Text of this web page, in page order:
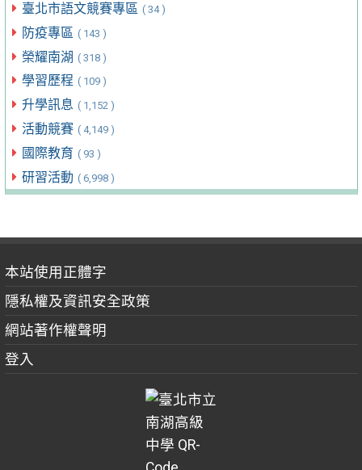
臺北市語文競賽專區 ( 34 )
防疫專區 ( 143 )
榮耀南湖 ( 318 )
學習歷程 ( 109 )
升學訊息 ( 1,152 )
活動競賽 ( 4,149 )
國際教育 ( 93 )
研習活動 ( 6,998 )
本站使用正體字
隱私權及資訊安全政策
網站著作權聲明
登入